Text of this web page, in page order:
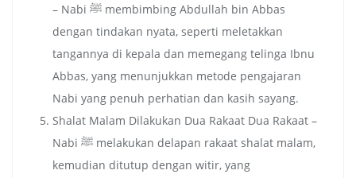
– Nabi ﷺ membimbing Abdullah bin Abbas
dengan tindakan nyata, seperti meletakkan
tangannya di kepala dan memegang telinga Ibnu
Abbas, yang menunjukkan metode pengajaran
Nabi yang penuh perhatian dan kasih sayang.
Shalat Malam Dilakukan Dua Rakaat Dua Rakaat –
Nabi ﷺ melakukan delapan rakaat shalat malam,
kemudian ditutup dengan witir, yang